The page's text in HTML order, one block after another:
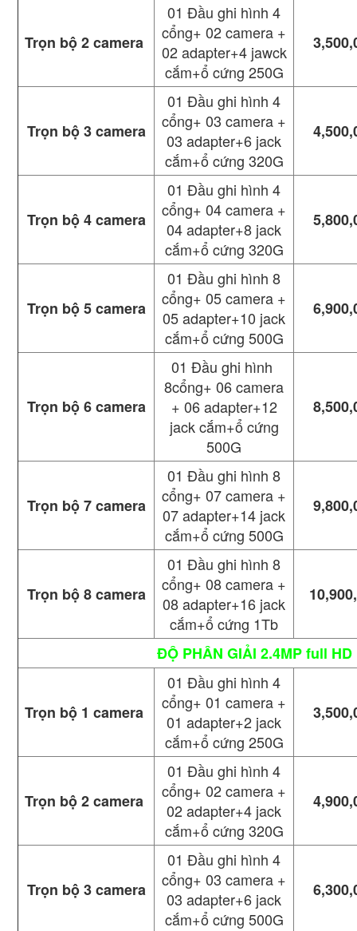
Trọn bộ 2 camera
01 Đầu ghi hình 4
cổng+ 02 camera +
02 adapter+4 jawck
cắm+ổ cứng 250G
Trọn bộ 3 camera
01 Đầu ghi hình 4
cổng+ 03 camera +
03 adapter+6 jack
cắm+ổ cứng 320G
Trọn bộ 4 camera
01 Đầu ghi hình 4
cổng+ 04 camera +
04 adapter+8 jack
cắm+ổ cứng 320G
Trọn bộ 5 camera
01 Đầu ghi hình 8
cổng+ 05 camera +
05 adapter+10 jack
cắm+ổ cứng 500G
Trọn bộ 6 camera
01 Đầu ghi hình
8cổng+ 06 camera
+ 06 adapter+12
jack cắm+ổ cứng
500G
Trọn bộ 7 camera
01 Đầu ghi hình 8
cổng+ 07 camera +
07 adapter+14 jack
cắm+ổ cứng 500G
Trọn bộ 8 camera
01 Đầu ghi hình 8
cổng+ 08 camera +
08 adapter+16 jack
cắm+ổ cứng 1Tb
ĐỘ PHÂN GIẢI 2.4MP full HD
Trọn bộ 1 camera
01 Đầu ghi hình 4
cổng+ 01 camera +
01 adapter+2 jack
cắm+ổ cứng 250G
Trọn bộ 2 camera
01 Đầu ghi hình 4
cổng+ 02 camera +
02 adapter+4 jack
cắm+ổ cứng 320G
Trọn bộ 3 camera
01 Đầu ghi hình 4
cổng+ 03 camera +
03 adapter+6 jack
cắm+ổ cứng 500G